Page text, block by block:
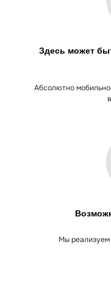
Здесь может
Абсолютно
Мы реализуем
ОСТАЛИСЬ